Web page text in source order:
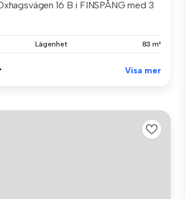
16 B i FINSPÅNG med 3
Lägenhet 83 m²
Visa mer